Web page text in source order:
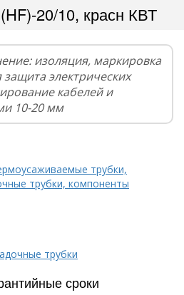
20/10, красн КВТ
изоляция, маркировка
электрических
кабелей и
10-20 мм
трубки,
трубки, компоненты
трубки
сроки